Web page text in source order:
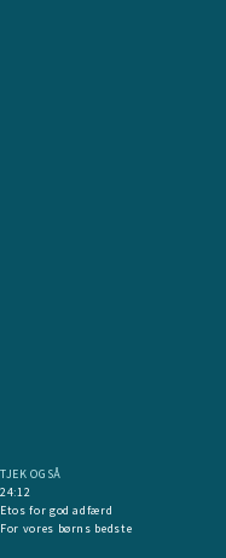
TJEK OGSÅ
24:12
Etos for god adfærd
For vores børns bedste